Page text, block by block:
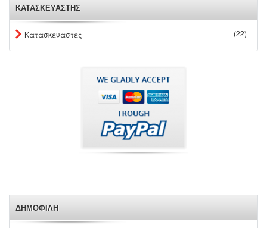
ΚΑΤΑΣΚΕΥΑΣΤΗΣ
Κατασκευαστες (22)
ΔΗΜΟΦΙΛΉ